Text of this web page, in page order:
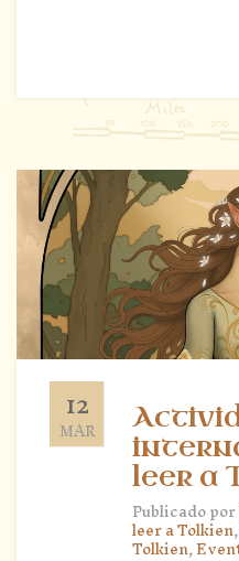
12
MAR
leer a
Publicado por
leer a Tolkien
Tolkien,